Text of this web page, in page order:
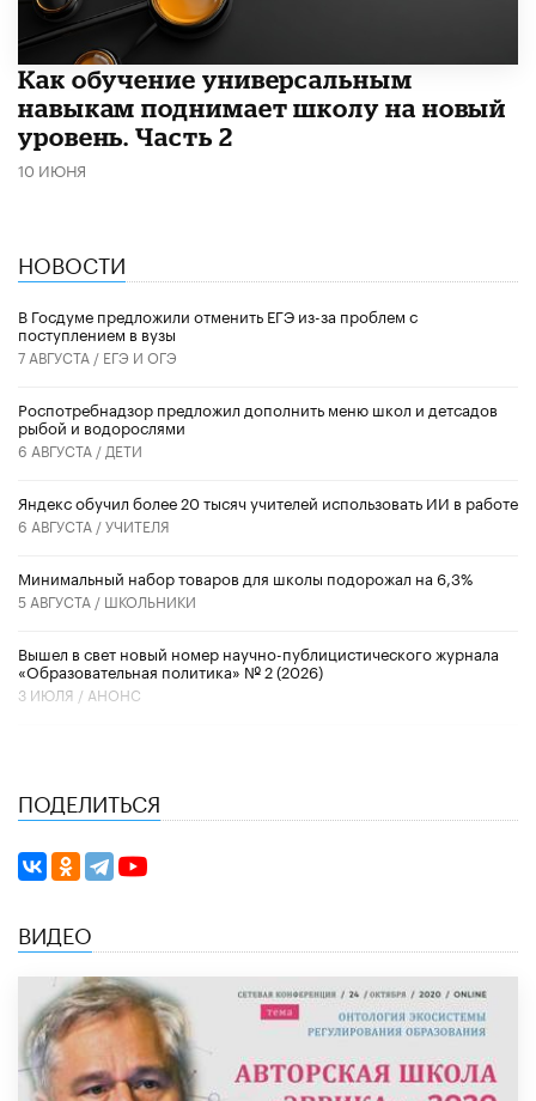
​Как обучение универсальным
навыкам поднимает школу на новый
уровень. Часть 2
10 ИЮНЯ
НОВОСТИ
В Госдуме предложили отменить ЕГЭ из-за проблем с
поступлением в вузы
7 АВГУСТА / ЕГЭ И ОГЭ
Роспотребнадзор предложил дополнить меню школ и детсадов
рыбой и водорослями
6 АВГУСТА / ДЕТИ
​Яндекс обучил более 20 тысяч учителей использовать ИИ в работе
6 АВГУСТА /УЧИТЕЛЯ
Минимальный набор товаров для школы подорожал на 6,3%
5 АВГУСТА / ШКОЛЬНИКИ
Вышел в свет новый номер научно-публицистического журнала
«Образовательная политика» № 2 (2026)
3 ИЮЛЯ / АНОНС
ПОДЕЛИТЬСЯ
ВИДЕО